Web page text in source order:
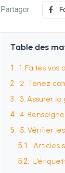
Partager :
Table des
1. Faites vos
2. Tenez
3. Assurer
4.
5. Vérifier
Articles